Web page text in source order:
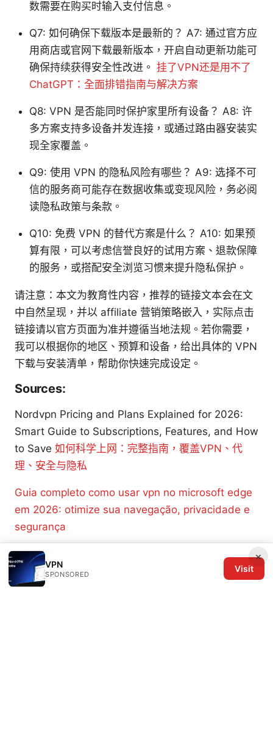
数需要在购买时输入支付信息。
Q7: 如何确保下载版本是最新的？ A7: 通过官方应
用商店或官网下载最新版本，开启自动更新功能可
确保持续获得安全性改进。 挂了VPN还是用不了
ChatGPT：全面排错指南与解决方案
Q8: VPN 是否能同时保护家里所有设备？ A8: 许
多方案支持多设备并发连接，或通过路由器安装实
现全家覆盖。
Q9: 使用 VPN 的隐私风险有哪些？ A9: 选择不可
信的服务商可能存在数据收集或变现风险，务必阅
读隐私政策与条款。
Q10: 免费 VPN 的替代方案是什么？ A10: 如果预
算有限，可以考虑信誉良好的试用方案、退款保障
的服务，或搭配安全浏览习惯来提升隐私保护。
请注意：本文为教育性内容，推荐的链接文本会在文
中自然呈现，并以 affiliate 营销策略嵌入，实际点击
链接请以官方页面为准并遵循当地法规。若你需要，
我可以根据你的地区、预算和设备，给出具体的 VPN
下载与安装清单，帮助你快速完成设定。
Sources:
Nordvpn Pricing and Plans Explained for 2026:
Smart Guide to Subscriptions, Features, and How
to Save 如何科学上网：完整指南，覆盖VPN、代
理、安全与隐私
Guia completo como usar vpn no microsoft edge
em 2026: otimize sua navegação, privacidade e
segurança
Ios端靠谱的vpn推荐：全面指南、实用清单与实测数
据
×
VPN
SPONSORED
Visit